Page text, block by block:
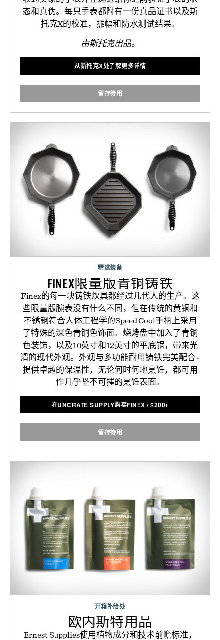
态和真伪。每只手表都附有一份真品证书以及斯
托克X的校准，振幅和防水测试结果。
由斯托克出品。
从斯托克X处了解更多详情
留存待用
精选装备
FINEX限量版青铜铸铁
Finex的每一块铸铁炊具都经过几代人的生产。这
些限量版腕表没有什么不同，但在传统的黄铜和
不锈钢符合人体工程学的Speed Cool手柄上采用
了特殊的深色青铜色饰面。烧烤盘中加入了青铜
色装饰，以及10英寸和12英寸的平底锅，带来光
滑的现代外观。外观与多功能耐用铸铁完美配合 -
提供卓越的保温性，无论何时何地烹饪，都可用
作几乎坚不可摧的烹饪表面。
在UNCRATE SUPPLY购买FINEX /$200+
留存待用
开箱补给处
欧内斯特用品
Ernest Supplies使用植物成分和技术前瞻标准，